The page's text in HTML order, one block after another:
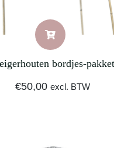
bordjes-pakket
€50,00 excl. BTW